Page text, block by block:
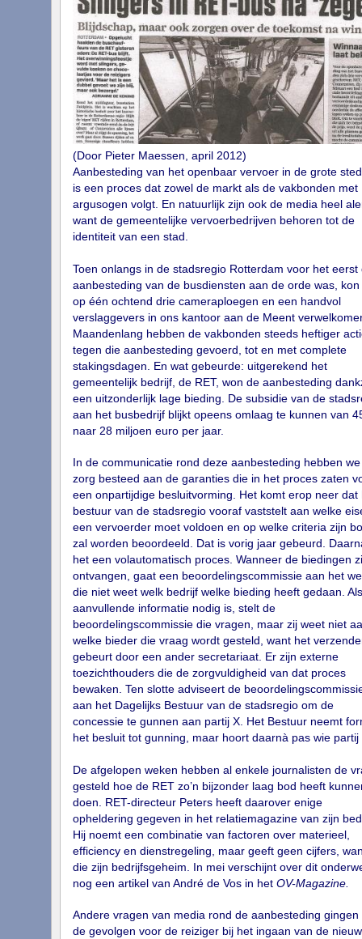
(Door Pieter Maessen, april 2012)
Aanbesteding van het openbaar vervoer in de grote
is een proces dat zowel de markt als de vakbonden met
argusogen volgt. En natuurlijk zijn ook de media heel
want de gemeentelijke vervoerbedrijven behoren tot de
identiteit van een stad.
Toen onlangs in de stadsregio Rotterdam voor het eerst
aanbesteding van de busdiensten aan de orde was, kon
op één ochtend drie cameraploegen en een handvol
verslaggevers in ons kantoor aan de Meent
Maandenlang hebben de vakbonden steeds heftiger
tegen die aanbesteding gevoerd, tot en met complete
stakingsdagen. En wat gebeurde: uitgerekend het
gemeentelijk bedrijf, de RET, won de aanbesteding
een uitzonderlijk lage bieding. De subsidie van de
aan het busbedrijf blijkt opeens omlaag te kunnen van
naar 28 miljoen euro per jaar.
In de communicatie rond deze aanbesteding hebben
zorg besteed aan de garanties die in het proces zaten
een onpartijdige besluitvorming. Het komt erop neer dat
bestuur van de stadsregio vooraf vaststelt aan welke
een vervoerder moet voldoen en op welke criteria zijn
zal worden beoordeeld. Dat is vorig jaar gebeurd.
het een volautomatisch proces. Wanneer de biedingen
ontvangen, gaat een beoordelingscommissie aan het
die niet weet welk bedrijf welke bieding heeft gedaan.
aanvullende informatie nodig is, stelt de
beoordelingscommissie die vragen, maar zij weet niet
welke bieder die vraag wordt gesteld, want het
gebeurt door een ander secretariaat. Er zijn externe
toezichthouders die de zorgvuldigheid van dat proces
bewaken. Ten slotte adviseert de
aan het Dagelijks Bestuur van de stadsregio om de
concessie te gunnen aan partij X. Het Bestuur neemt
het besluit tot gunning, maar hoort daarnà pas wie partij
De afgelopen weken hebben al enkele journalisten de
gesteld hoe de RET zo’n bijzonder laag bod heeft
doen. RET-directeur Peters heeft daarover enige
opheldering gegeven in het relatiemagazine van zijn
Hij noemt een combinatie van factoren over materieel,
efficiency en dienstregeling, maar geeft geen cijfers,
die zijn bedrijfsgeheim. In mei verschijnt over dit
nog een artikel van André de Vos in het OV-Magazine.
Andere vragen van media rond de aanbesteding gingen
de gevolgen voor de reiziger bij het ingaan van de